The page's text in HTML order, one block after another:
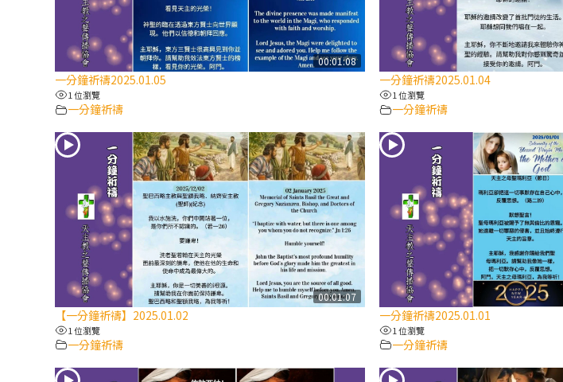
00:01:08
一分鐘祈禱2025.01.05
1 位瀏覽
一分鐘祈禱
一分鐘祈禱2025.01.04
1 位瀏覽
一分鐘祈禱
00:01:07
【一分鐘祈禱】2025.01.02
1 位瀏覽
一分鐘祈禱
一分鐘祈禱2025.01.01
1 位瀏覽
一分鐘祈禱